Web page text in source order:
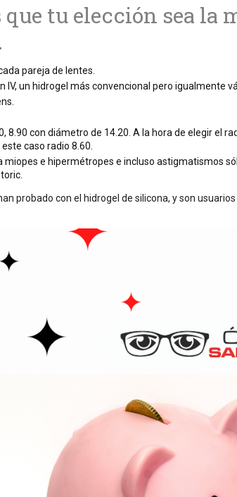
que tu elección sea la
pareja de lentes.
IV, un hidrogel más convencional pero igualmente
8.90 con diámetro de 14.20. A la hora de elegir el
caso radio 8.60.
miopes e hipermétropes e incluso astigmatismos
probado con el hidrogel de silicona, y son